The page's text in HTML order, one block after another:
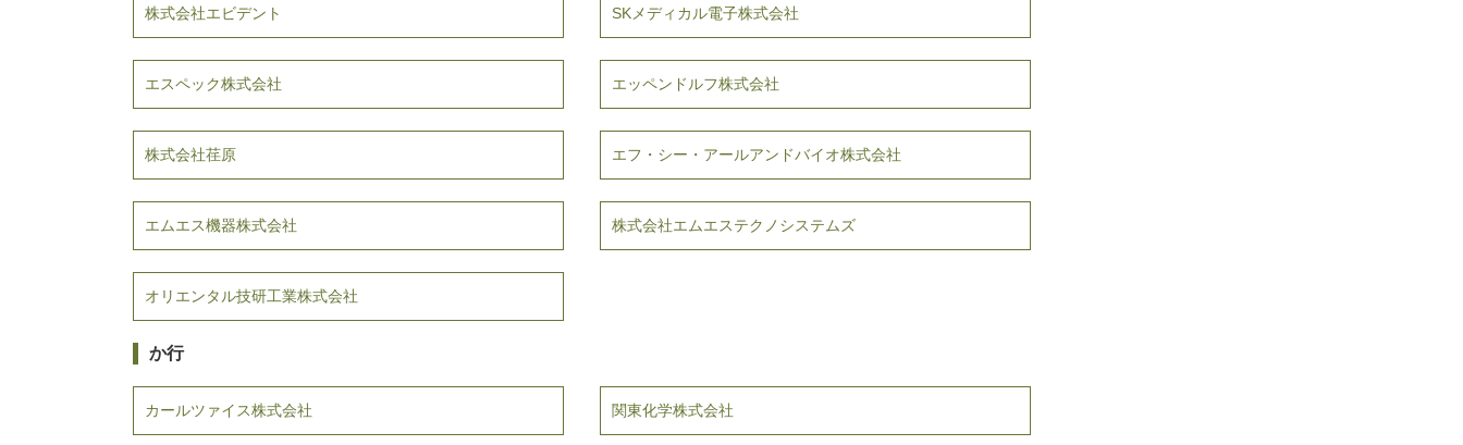
株式会社エビデント SKメディカル電子株式会社
エスペック株式会社 エッペンドルフ株式会社
株式会社荏原 エフ・シー・アールアンドバイオ株式会社
エムエス機器株式会社 株式会社エムエステクノシステムズ
オリエンタル技研工業株式会社
か行
カールツァイス株式会社 関東化学株式会社